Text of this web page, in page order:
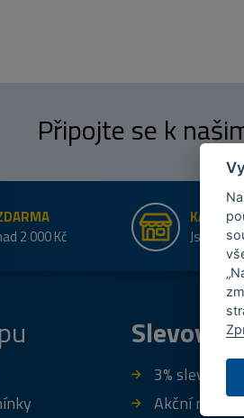
Připojte se k
2 000 Kč
Jsme na
Slevový
3% sleva za
Akční